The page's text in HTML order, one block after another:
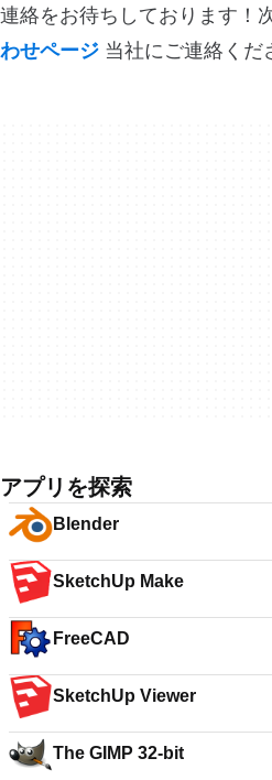
連絡をお待ちしております！
わせページ 当社にご連絡くだ
アプリを探索
Blender
SketchUp Make
FreeCAD
SketchUp Viewer
The GIMP 32-bit